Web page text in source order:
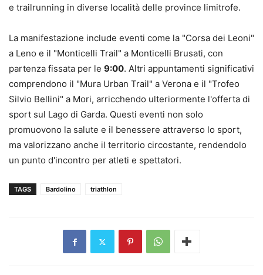
e trailrunning in diverse località delle province limitrofe.
La manifestazione include eventi come la "Corsa dei Leoni"
a Leno e il "Monticelli Trail" a Monticelli Brusati, con
partenza fissata per le 9:00. Altri appuntamenti significativi
comprendono il "Mura Urban Trail" a Verona e il "Trofeo
Silvio Bellini" a Mori, arricchendo ulteriormente l'offerta di
sport sul Lago di Garda. Questi eventi non solo
promuovono la salute e il benessere attraverso lo sport,
ma valorizzano anche il territorio circostante, rendendolo
un punto d'incontro per atleti e spettatori.
TAGS Bardolino triathlon